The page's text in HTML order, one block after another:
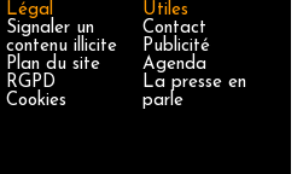
Légal
Signaler un
contenu illicite
Plan du site
RGPD
Cookies
Utiles
Contact
Publicité
Agenda
La presse en
parle